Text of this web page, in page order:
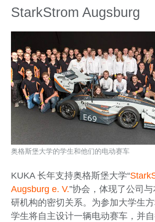
StarkStrom Augsburg
KUKA 长年支持奥格斯堡大学“
Augsburg e. V.”协会，体现了公司
研机构的密切关系。为参加大学生
学生将自主设计一辆电动赛车，并
奥格斯堡大学的学生和他们的电动赛车